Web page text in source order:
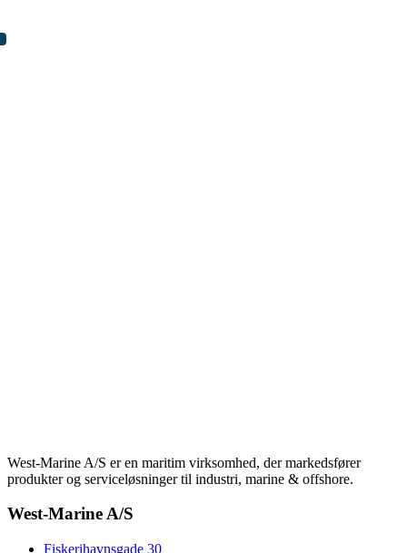
West-Marine A/S er en maritim virksomhed, der markedsfører
produkter og serviceløsninger til industri, marine & offshore.
West-Marine A/S
Fiskerihavnsgade 30